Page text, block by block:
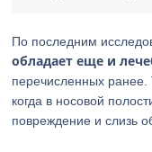
По последним
обладает еще и
перечисленных ранее.
когда в носовой
повреждение и слизь